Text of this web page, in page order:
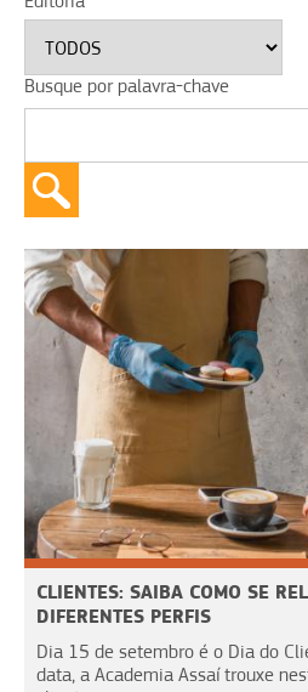
Busque por palavra-chave
CLIENTES: SAIBA COMO SE
DIFERENTES PERFIS
Dia 15 de setembro é o Dia do
data, a Academia Assaí trouxe